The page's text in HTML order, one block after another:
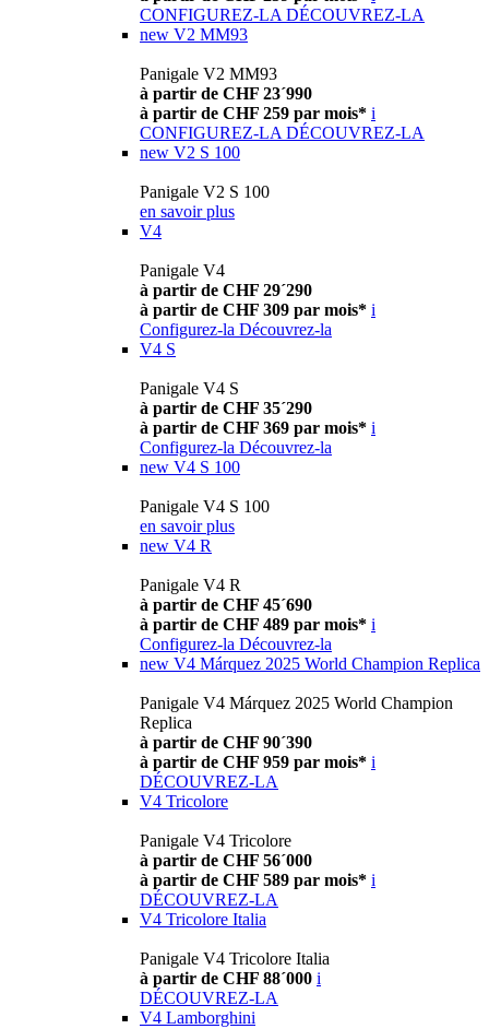
CONFIGUREZ-LA DÉCOUVREZ-LA
new V2 MM93
Panigale V2 MM93
à partir de CHF 23´990
à partir de CHF 259 par mois* i
CONFIGUREZ-LA DÉCOUVREZ-LA
new V2 S 100
Panigale V2 S 100
en savoir plus
V4
Panigale V4
à partir de CHF 29´290
à partir de CHF 309 par mois* i
Configurez-la Découvrez-la
V4 S
Panigale V4 S
à partir de CHF 35´290
à partir de CHF 369 par mois* i
Configurez-la Découvrez-la
new V4 S 100
Panigale V4 S 100
en savoir plus
new V4 R
Panigale V4 R
à partir de CHF 45´690
à partir de CHF 489 par mois* i
Configurez-la Découvrez-la
new V4 Márquez 2025 World Champion Replica
Panigale V4 Márquez 2025 World Champion
Replica
à partir de CHF 90´390
à partir de CHF 959 par mois* i
DÉCOUVREZ-LA
V4 Tricolore
Panigale V4 Tricolore
à partir de CHF 56´000
à partir de CHF 589 par mois* i
DÉCOUVREZ-LA
V4 Tricolore Italia
Panigale V4 Tricolore Italia
à partir de CHF 88´000 i
DÉCOUVREZ-LA
V4 Lamborghini